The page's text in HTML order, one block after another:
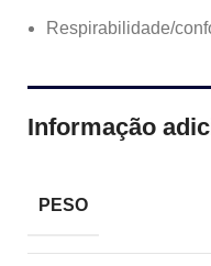
Respirabilidade/
Informação
PESO